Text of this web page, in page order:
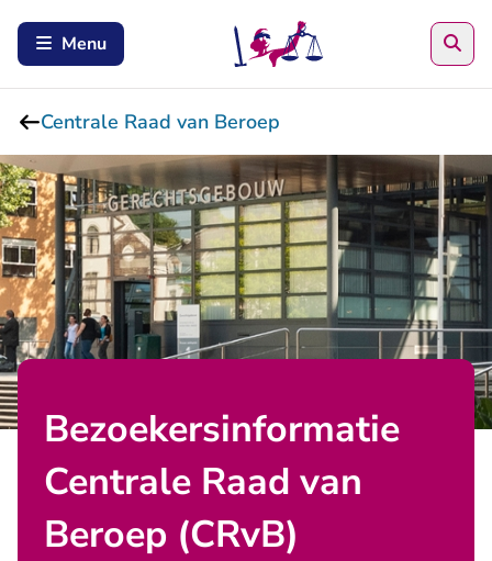
Menu
Centrale Raad van Beroep
Bezoekersinformatie
Centrale Raad van
Beroep (CRvB)